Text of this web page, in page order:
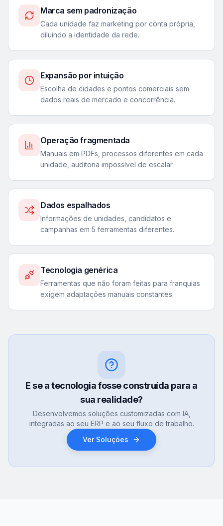
Marca sem padronização
Cada unidade faz marketing por conta própria,
diluindo a identidade da rede.
Expansão por intuição
Escolha de cidades e pontos comerciais sem
dados reais de mercado e concorrência.
Operação fragmentada
Manuais em PDFs, processos diferentes em cada
unidade, auditoria impossível de escalar.
Dados espalhados
Informações de unidades, candidatos e
campanhas em 5 ferramentas diferentes.
Tecnologia genérica
Ferramentas que não foram feitas para franquias
exigem adaptações manuais constantes.
E se a tecnologia fosse construída para a
sua realidade?
Desenvolvemos soluções customizadas com IA,
integradas ao seu ERP e ao seu fluxo de trabalho.
Ver Soluções